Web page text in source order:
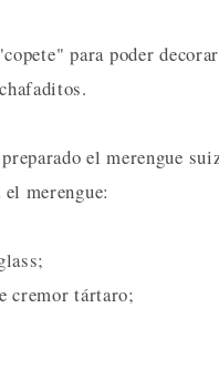
para poder
el merengue
merengue:
cremor tártaro;